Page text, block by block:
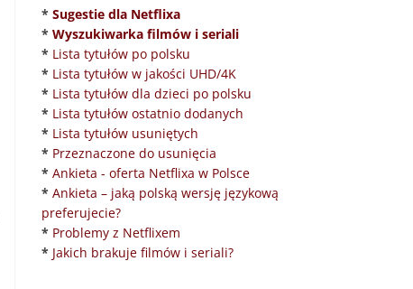
* Sugestie dla Netflixa
* Wyszukiwarka filmów i seriali
* Lista tytułów po polsku
* Lista tytułów w jakości UHD/4K
* Lista tytułów dla dzieci po polsku
* Lista tytułów ostatnio dodanych
* Lista tytułów usuniętych
* Przeznaczone do usunięcia
* Ankieta - oferta Netflixa w Polsce
* Ankieta – jaką polską wersję językową
preferujecie?
* Problemy z Netflixem
* Jakich brakuje filmów i seriali?